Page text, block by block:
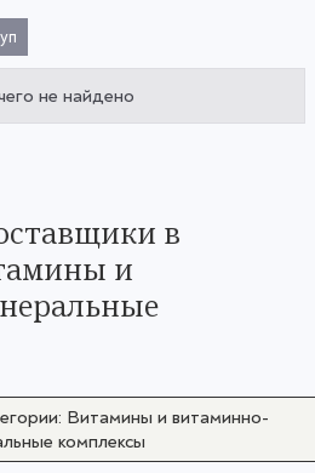
не найдено
в
и
Витамины и витаминно-
комплексы